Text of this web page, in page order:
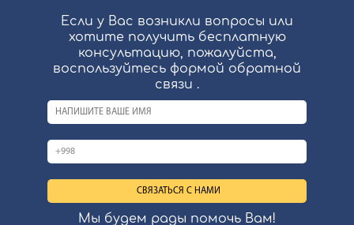
Если у Вас возникли вопросы или
хотите получить бесплатную
консультацию, пожалуйста,
воспользуйтесь формой обратной
связи .
Мы будем рады помочь Вам!